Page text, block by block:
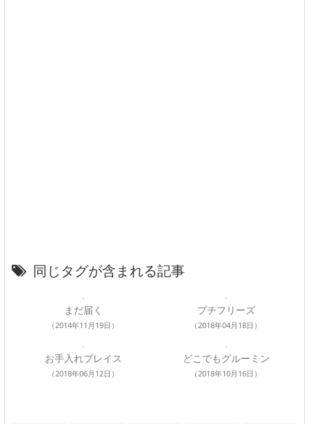
同じタグが含まれる記事
まだ届く
（2014年11月19日）
プチフリーズ
（2018年04月18日）
お手入れプレイス
（2018年06月12日）
どこでもグルーミン
（2018年10月16日）